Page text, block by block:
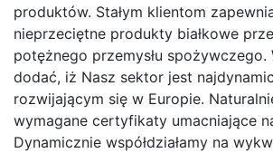
produktów. Stałym klientom
nieprzeciętne produkty białkowe
potężnego przemysłu spożywczego.
dodać, iż Nasz sektor jest
rozwijającym się w Europie.
wymagane certyfikaty umacniające
Dynamicznie współdziałamy na